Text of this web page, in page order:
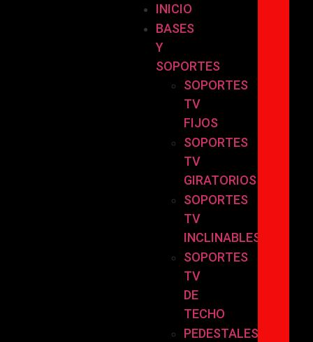
INICIO
BASES
Y
SOPORTES
SOPORTES
TV
FIJOS
SOPORTES
TV
GIRATORIOS
SOPORTES
TV
INCLINABLES
SOPORTES
TV
DE
TECHO
PEDESTALES